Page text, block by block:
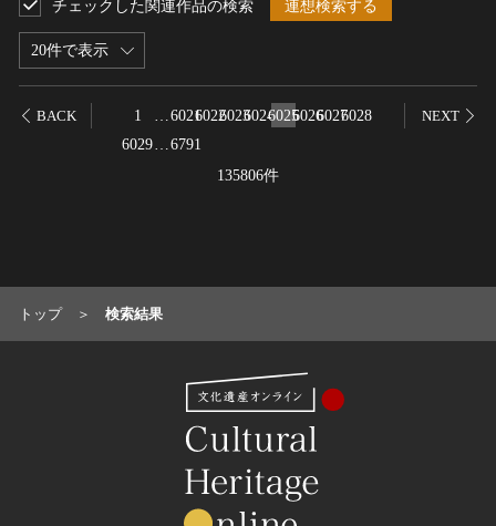
20件で表示
チェックした関連作品の検索 連想検索する
BACK
135806件
1 60216022602360246025602660276028
6029
6791
NEXT
渓谷・渓流
海浜
その他
天然記念物
伝統的建造物群
トップ 検索結果